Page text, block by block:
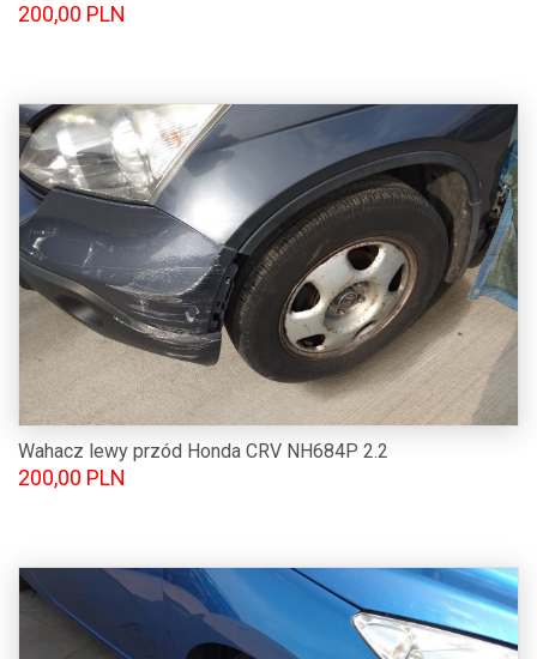
200,00 PLN
Wahacz lewy przód Honda CRV NH684P 2.2
200,00 PLN